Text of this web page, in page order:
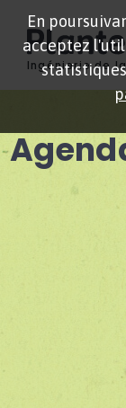
En
acceptez
Ingénierie de